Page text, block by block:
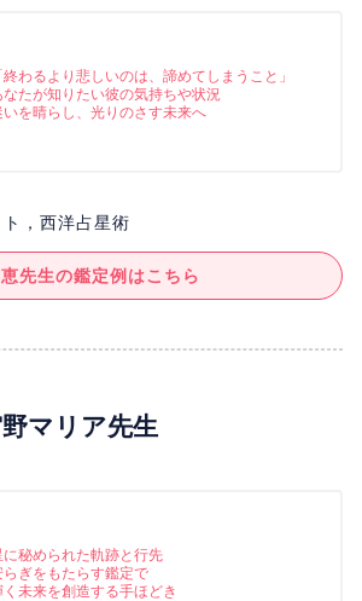
終わるより悲しいのは、諦めてしまうこと」
なたが知りたい彼の気持ちや状況
いを晴らし、光りのさす未来へ
ト，西洋占星術
先生の鑑定例はこちら
マリア先生
に秘められた軌跡と行先
らぎをもたらす鑑定で
く未来を創造する手ほどき